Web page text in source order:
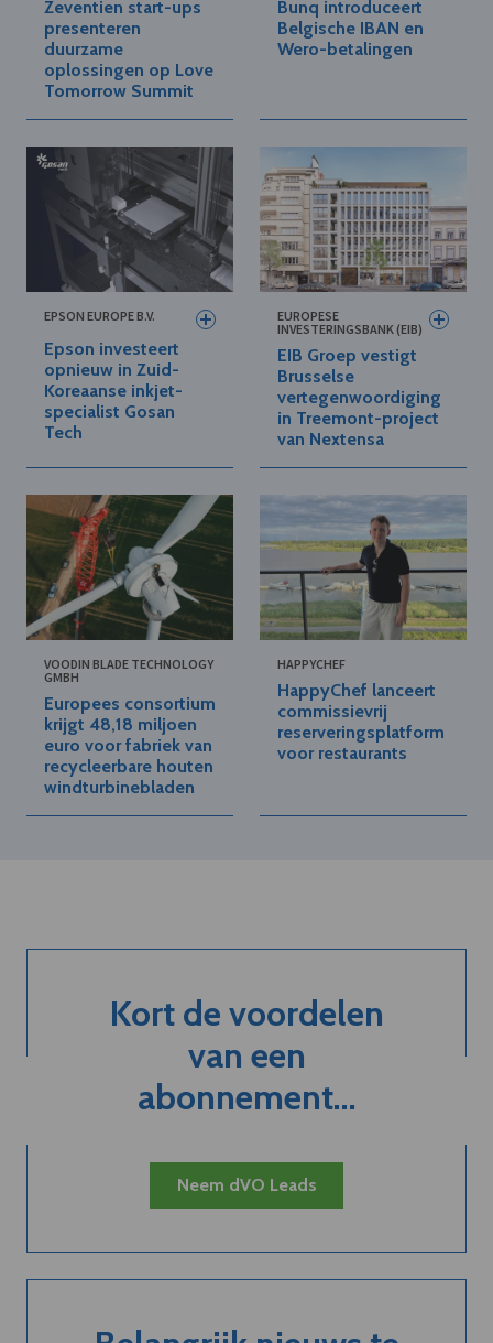
Zeventien start-ups
presenteren
duurzame
oplossingen op Love
Tomorrow Summit
Bunq introduceert
Belgische IBAN en
Wero-betalingen
EPSON EUROPE B.V.
Epson investeert
opnieuw in Zuid-
Koreaanse inkjet-
specialist Gosan
Tech
EUROPESE
INVESTERINGSBANK (EIB)
EIB Groep vestigt
Brusselse
vertegenwoordiging
in Treemont-project
van Nextensa
VOODIN BLADE TECHNOLOGY
GMBH
Europees consortium
krijgt 48,18 miljoen
euro voor fabriek van
recycleerbare houten
windturbinebladen
HAPPYCHEF
HappyChef lanceert
commissievrij
reserveringsplatform
voor restaurants
Kort de voordelen
van een
abonnement...
Neem dVO Leads